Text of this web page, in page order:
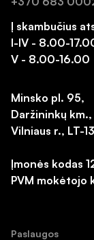
Į skambučius
I-IV - 8.00-
V - 8.00-16.00
Minsko pl. 95,
Daržininkų
Vilniaus r., LT-
Įmonės kodas
PVM mokėtojo
Paslaugos